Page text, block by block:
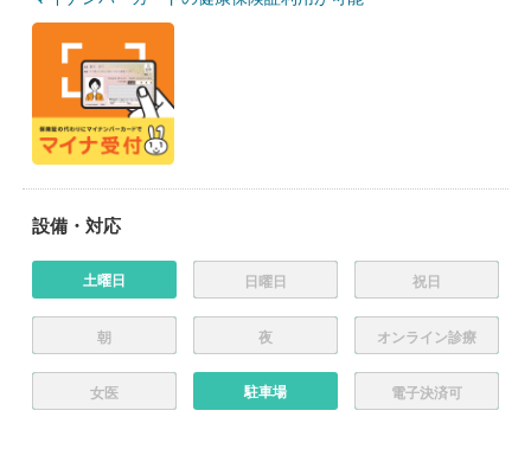
設備・対応
土曜日 日曜日 祝日
朝 夜 オンライン診療
女医 駐車場 電子決済可